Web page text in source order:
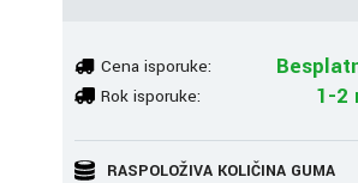
Cena isporuke:
Rok isporuke: 1-2
RASPOLOŽIVA KOLIČINA GUMA